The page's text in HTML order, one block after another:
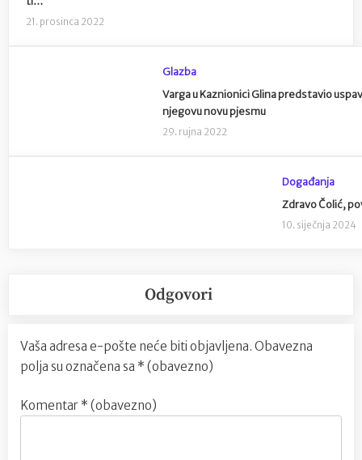
21. prosinca 2022
Glazba
Varga u Kaznionici Glina predstavio
njegovu novu pjesmu
29. rujna 2022
Događanja
Zdravo Čolić,
10. siječnja 2024
Odgovori
Vaša adresa e-pošte neće biti objavljena. Obavezna
polja su označena sa * (obavezno)
Komentar * (obavezno)